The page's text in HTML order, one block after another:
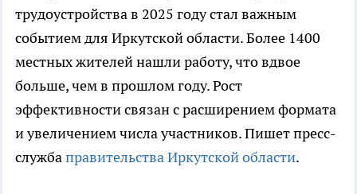
трудоустройства в 2025 году стал важным
событием для Иркутской области. Более 1400
местных жителей нашли работу, что вдвое
больше, чем в прошлом году. Рост
эффективности связан с расширением формата
и увеличением числа участников. Пишет пресс-
службаправительства Иркутской области.